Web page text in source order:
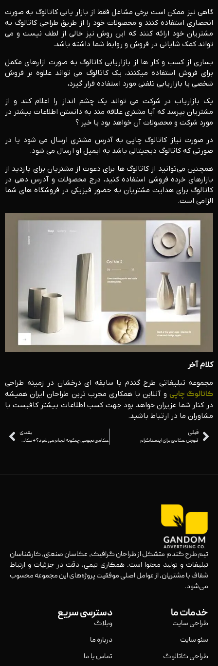
گاهی نیز ممکن است برخی مشاغل فقط از بازار یابی کاتالوگ به صورت
انحصاری استفاده کنند و محصولات خود را از طریق طراحی کاتالوگ به
مشتریان خود ارائه کنند که این روش نیز خالی از لطف نیست و می
تواند کمک شایانی در فروش و روابط شما داشته باشد.
بساری از کسب و کار ها از بازاریابی کاتالوگ به صورت ازارهای مکمل
برای فروش استفاده میکنند، یک کاتالوگ می ‌تواند علاوه بر فروش
شخصی یا بازاریابی تلفنی مورد استفاده قرار گیرد،
یک بازاریاب در شرکت می ‌تواند یک چشم ‌انداز را اعلام کند و از
مشتریان بپرسد که آیا مشتری علاقه ‌مند به دانستن اطلاعات بیشتر در
مورد شرکت و محصولات آن خواهد بود یا خیر ؟
در صورت نیاز کاتالوگ چاپی به آدرس مشتری ارسال می شود یا در
صورتی که کاتالوگ دیجیتالی باشد به ایمیل او ارسال می شود.
همچنین می‌توانید از کاتالوگ ها برای دعوت از مشتریان برای بازدید از
بازارهای خرده ‌فروشی استفاده کنید، درج محصولات و آدرس دهی در
کاتالوگ برای هدایت مشتریان به حضور فیزیکی در فروشگاه های شما
الزامی است.
کلام آخر
مجموعه تبلیغاتی طرح گندم با سابقه ای درخشان در زمینه طراحی
کاتالوگ چاپی و آنلاین با همکاری مجرب ترین طراحان ایران همیشه
در کنار شما عزیران خواهد بود جهت کسب اطلاعات بیشتر کافیست با
مشاوران ما در ارتباط باشید.
قبلی
آموزش عکاسی برای اینستاگرام
بعدی
عکاسی نجومی چگونه انجام می شود؟ + نکات کلیدی
تیم طرح گندم متشکل از طراحان گرافیک، عکاسان صنعتی، کارشناسان
تبلیغات و تولید محتوا است. همکاری تیمی، دقت در جزئیات و ارتباط
شفاف با مشتریان، از عوامل اصلی موفقیت پروژه‌های این مجموعه محسوب
می‌شود.
خدمات ما
طراحی سایت
سئو سایت
طراحی کاتالوگ
دسترسی سریع
وبلاگ
درباره ما
تماس با ما